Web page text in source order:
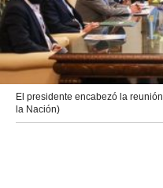
El presidente encabezó la
la Nación)